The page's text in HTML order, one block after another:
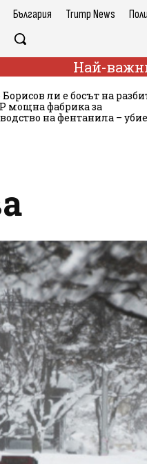
България Trump News
Най-
ли е босът на
мощна фабрика за
на фентанила –